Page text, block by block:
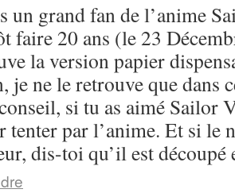
un grand fan de l’anime
faire 20 ans (le 23
la version papier
je ne le retrouve que dans
si tu as aimé Sailor
tenter par l’anime. Et si le
dis-toi qu’il est découpé